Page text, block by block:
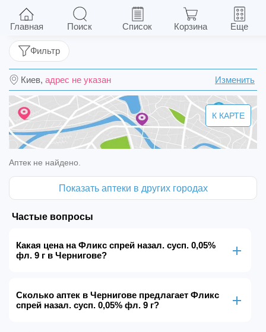
Фликс спрей назал. сусп. 0,05% фл. 9 г
Киев, адрес не указан Изменить
Фильтр
К КАРТЕ
Аптек не найдено.
Показать аптеки в других городах
Частые вопросы
Какая цена на Фликс спрей назал. сусп. 0,05%
фл. 9 г в Чернигове?
Сколько аптек в Чернигове предлагает Фликс
спрей назал. сусп. 0,05% фл. 9 г?
Главная Поиск Список Корзина Еще